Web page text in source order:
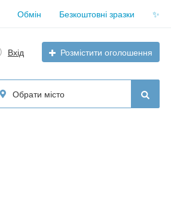
Обмін Безкоштовні зразки ✨
Вхід Розмістити оголошення
Обрати місто